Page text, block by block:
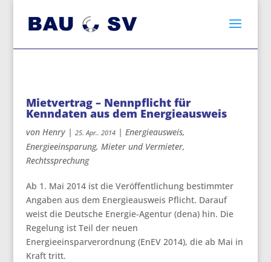
Mietvertrag – Nennpflicht für
Kenndaten aus dem Energieausweis
von Henry| 25. Apr.. 2014| Energieausweis,
Energieeinsparung, Mieter und Vermieter,
Rechtssprechung
Ab 1. Mai 2014 ist die Veröffentlichung bestimmter
Angaben aus dem Energieausweis Pflicht. Darauf
weist die Deutsche Energie-Agentur (dena) hin. Die
Regelung ist Teil der neuen
Energieeinsparverordnung (EnEV 2014), die ab Mai in
Kraft tritt.